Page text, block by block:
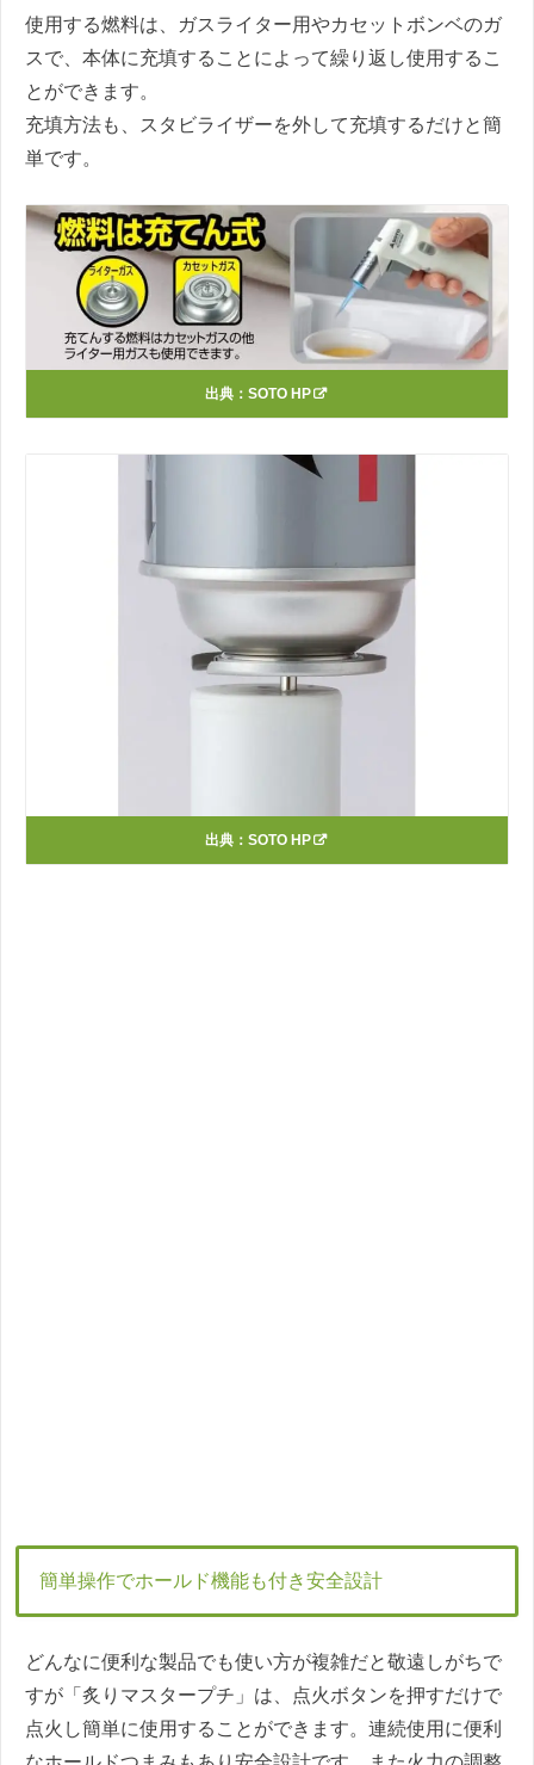
使用する燃料は、ガスライター用やカセットボンベのガ
スで、本体に充填することによって繰り返し使用するこ
とができます。
充填方法も、スタビライザーを外して充填するだけと簡
単です。
出典： SOTO HP
出典： SOTO HP
簡単操作でホールド機能も付き安全設計
どんなに便利な製品でも使い方が複雑だと敬遠しがちで
すが「炙りマスタープチ」は、点火ボタンを押すだけで
点火し簡単に使用することができます。連続使用に便利